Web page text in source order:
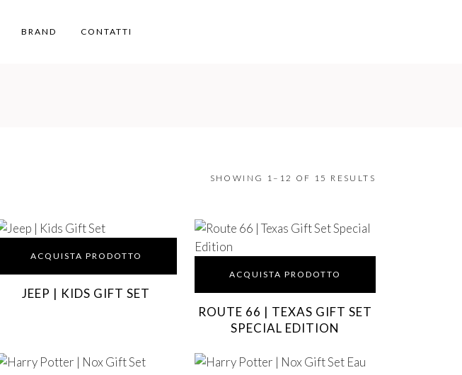
BRAND CONTATTI
SHOWING 1–12 OF 15 RESULTS
ACQUISTA PRODOTTO
JEEP | KIDS GIFT SET
ACQUISTA PRODOTTO
ROUTE 66 | TEXAS GIFT SET
SPECIAL EDITION